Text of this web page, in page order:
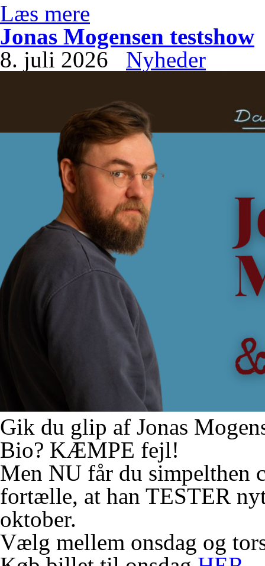
Læs mere
Jonas Mogensen testshow
8. juli 2026
Nyheder
Gik du glip af Jonas
Bio? KÆMPE fejl!
Men NU får du simpelthen
fortælle, at han TESTER
oktober.
Vælg mellem onsdag og